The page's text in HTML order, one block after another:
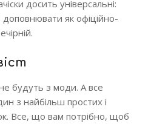
досить універсальні:
як офіційно-
будуть з моди. А все
з найбільш простих і
Все, що вам потрібно, щоб